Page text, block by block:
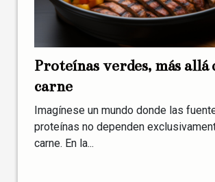
Proteínas verdes, más allá
carne
Imagínese un mundo donde las
proteínas no dependen
carne. En la...